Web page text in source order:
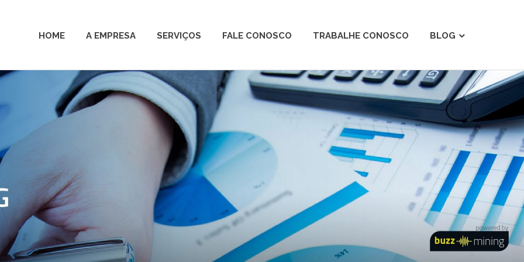
HOME A EMPRESA SERVIÇOS FALE CONOSCO TRABALHE CONOSCO BLOG